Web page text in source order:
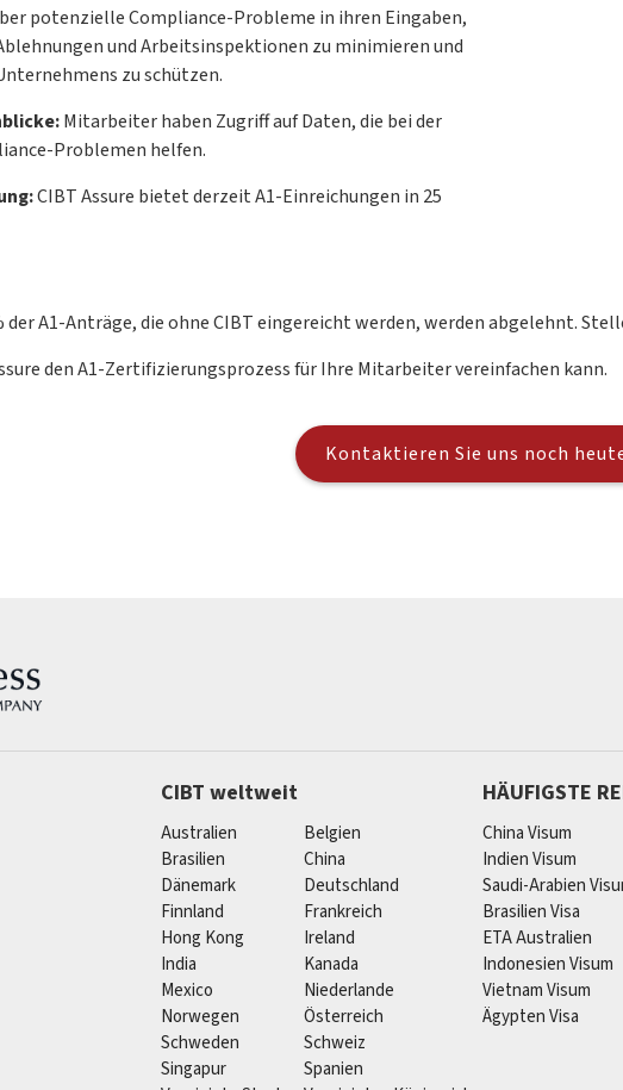
potenzielle Compliance-Probleme in ihren Eingaben,
und Arbeitsinspektionen zu minimieren und
zu schützen.
Mitarbeiter haben Zugriff auf Daten, die bei der
Problemen helfen.
CIBT Assure bietet derzeit A1-Einreichungen in 25
der A1-Anträge, die ohne CIBT eingereicht werden, werden abgelehnt.
den A1-Zertifizierungsprozess für Ihre Mitarbeiter vereinfachen kann.
Kontaktieren Sie uns noch
CIBT weltweit
Australien
Belgien
Brasilien
China
Dänemark
Deutschland
Finnland
Frankreich
Hong Kong
Ireland
India
Kanada
Mexico
Niederlande
Norwegen
Österreich
Schweden
Schweiz
Singapur
Spanien
HÄUFIGSTE
China Visum
Indien Visum
Saudi-Arabien
Brasilien Visa
ETA Australien
Indonesien Visum
Vietnam Visum
Ägypten Visa